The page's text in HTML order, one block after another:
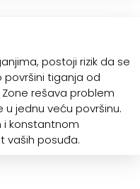
postoji rizik da se
tiganja od
Zone rešava problem
jednu veću površinu.
i konstantnom
vaših posuđa.